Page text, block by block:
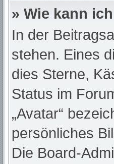
» Wie kann
In der
stehen. Eines
dies Sterne,
Status im
„Avatar“
persönliches
Die Board-